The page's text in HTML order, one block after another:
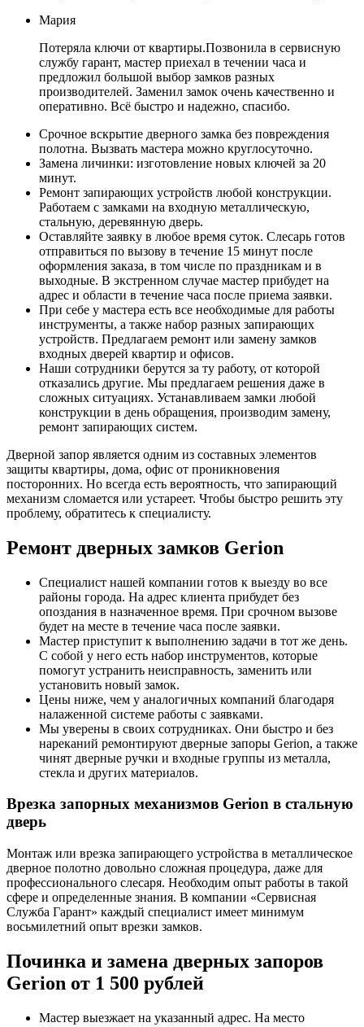
Мария
Потеряла ключи от квартиры.Позвонила в сервисную
службу гарант, мастер приехал в течении часа и
предложил большой выбор замков разных
производителей. Заменил замок очень качественно и
оперативно. Всё быстро и надежно, спасибо.
Срочное вскрытие дверного замка без повреждения
полотна. Вызвать мастера можно круглосуточно.
Замена личинки: изготовление новых ключей за 20
минут.
Ремонт запирающих устройств любой конструкции.
Работаем с замками на входную металлическую,
стальную, деревянную дверь.
Оставляйте заявку в любое время суток. Слесарь готов
отправиться по вызову в течение 15 минут после
оформления заказа, в том числе по праздникам и в
выходные. В экстренном случае мастер прибудет на
адрес и области в течение часа после приема заявки.
При себе у мастера есть все необходимые для работы
инструменты, а также набор разных запирающих
устройств. Предлагаем ремонт или замену замков
входных дверей квартир и офисов.
Наши сотрудники берутся за ту работу, от которой
отказались другие. Мы предлагаем решения даже в
сложных ситуациях. Устанавливаем замки любой
конструкции в день обращения, производим замену,
ремонт запирающих систем.
Дверной запор является одним из составных элементов
защиты квартиры, дома, офис от проникновения
посторонних. Но всегда есть вероятность, что запирающий
механизм сломается или устареет. Чтобы быстро решить эту
проблему, обратитесь к специалисту.
Ремонт дверных замков Gerion
Специалист нашей компании готов к выезду во все
районы города. На адрес клиента прибудет без
опоздания в назначенное время. При срочном вызове
будет на месте в течение часа после заявки.
Мастер приступит к выполнению задачи в тот же день.
С собой у него есть набор инструментов, которые
помогут устранить неисправность, заменить или
установить новый замок.
Цены ниже, чем у аналогичных компаний благодаря
налаженной системе работы с заявками.
Мы уверены в своих сотрудниках. Они быстро и без
нареканий ремонтируют дверные запоры Gerion, а также
чинят дверные ручки и входные группы из металла,
стекла и других материалов.
Врезка запорных механизмов Gerion в стальную
дверь
Монтаж или врезка запирающего устройства в металлическое
дверное полотно довольно сложная процедура, даже для
профессионального слесаря. Необходим опыт работы в такой
сфере и определенные знания. В компании «Сервисная
Служба Гарант» каждый специалист имеет минимум
восьмилетний опыт врезки замков.
Починка и замена дверных запоров
Gerion от 1 500 рублей
Мастер выезжает на указанный адрес. На место